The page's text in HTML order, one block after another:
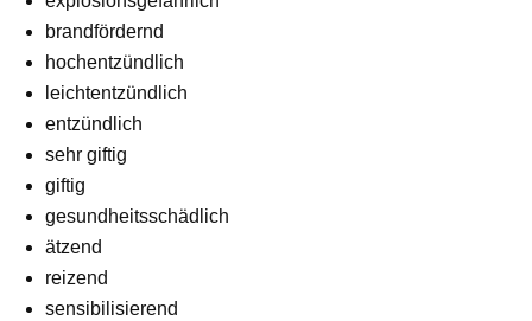
brandfördernd
hochentzündlich
leichtentzündlich
entzündlich
sehr giftig
giftig
gesundheitsschädlich
ätzend
reizend
sensibilisierend